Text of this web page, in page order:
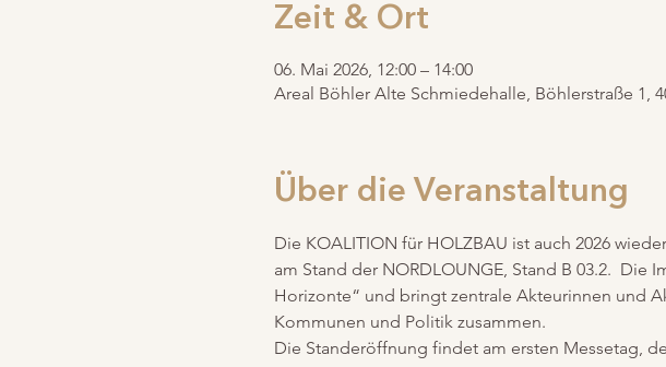
Zeit & Ort
06. Mai 2026, 12:00 – 14:00
Areal Böhler Alte Schmiedehalle, Böhlerstraße 1,
Über die Veranstaltung
Die KOALITION für HOLZBAU ist auch 2026
am Stand der NORDLOUNGE, Stand B 03.2.
Horizonte“ und bringt zentrale Akteurinnen und
Kommunen und Politik zusammen.
Die Standeröffnung findet am ersten Messetag,